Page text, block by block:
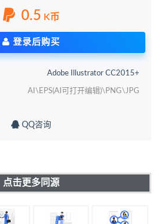
0.5 K币
登录后购买
Adobe Illustrator CC2015+
AI\EPS(AI可打开编辑)\PNG\JPG
QQ咨询
点击更多同源